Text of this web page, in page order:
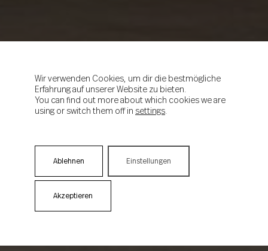
Wir verwenden Cookies, um dir die bestmögliche
Erfahrung auf unserer Website zu bieten.
You can find out more about which cookies we are
using or switch them off in settings
Akzeptieren
Ablehnen Einstellungen